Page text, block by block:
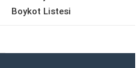
Boykot Listesi